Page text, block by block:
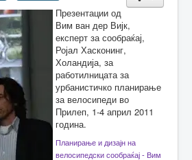
Презентации од
Вим ван дер Вијк,
експерт за сообраќај,
Ројал Хасконинг,
Холандија, за
работилницата за
урбанистичко планирање
за велосипеди во
Прилеп, 1-4 април 2011
година.
Планирање и дизајн на
велосипедски сообраќај - Вим